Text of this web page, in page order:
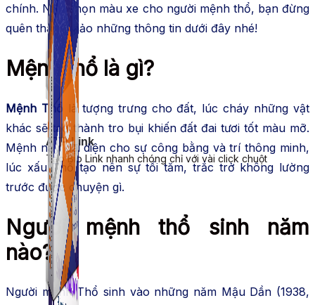
ATP Link
Tạo Bio Link nhanh chóng chỉ với vài click chuột
chính. Nếu chọn màu xe cho người mệnh thổ, bạn đừng
quên tham khảo những thông tin dưới đây nhé!
Mệnh thổ là gì?
Mệnh Thổ là tượng trưng cho đất, lúc cháy những vật
khác sẽ tạo thành tro bụi khiến đất đai tươi tốt màu mỡ.
Mệnh này đại diện cho sự công bằng và trí thông minh,
lúc xấu Thổ tạo nên sự tối tăm, trắc trở không lường
trước được chuyện gì.
Người mệnh thổ sinh năm
nào?
Người mệnh Thổ sinh vào những năm Mậu Dần (1938,